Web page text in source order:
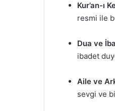
Kur’an-ı
resmi ile
Dua ve
ibadet
Aile ve
sevgi ve